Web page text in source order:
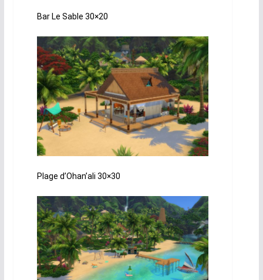
Bar Le Sable 30×20
Plage d’Ohan’ali 30×30